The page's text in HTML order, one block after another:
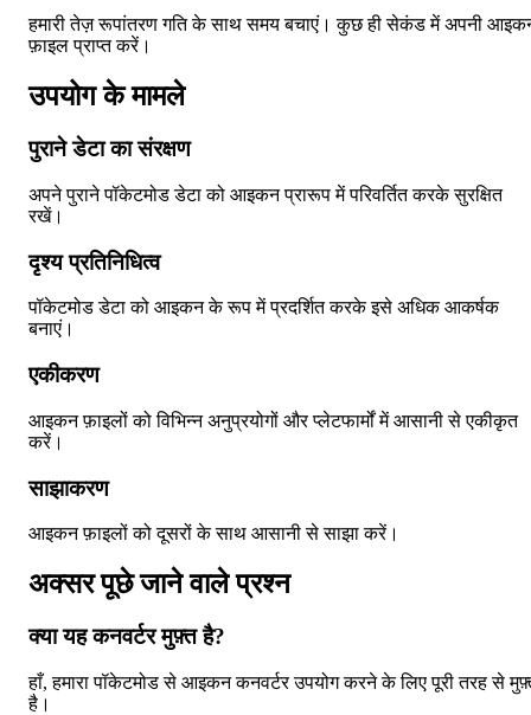
हमारी तेज़ रूपांतरण गति के साथ समय बचाएं। कुछ ही सेकंड में अपनी
फ़ाइल प्राप्त करें।
उपयोग के मामले
पुराने डेटा का संरक्षण
अपने पुराने पॉकेटमोड डेटा को आइकन प्रारूप में परिवर्तित करके सुरक्षित
रखें।
दृश्य प्रतिनिधित्व
पॉकेटमोड डेटा को आइकन के रूप में प्रदर्शित करके इसे अधिक आकर्षक
बनाएं।
एकीकरण
आइकन फ़ाइलों को विभिन्न अनुप्रयोगों और प्लेटफार्मों में आसानी से एकीकृत
करें।
साझाकरण
आइकन फ़ाइलों को दूसरों के साथ आसानी से साझा करें।
अक्सर पूछे जाने वाले प्रश्न
क्या यह कनवर्टर मुफ़्त है?
हाँ, हमारा पॉकेटमोड से आइकन कनवर्टर उपयोग करने के लिए पूरी तरह से
है।